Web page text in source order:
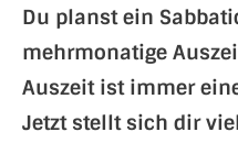
Du planst ein
mehrmonatige
Auszeit ist immer
Jetzt stellt sich dir